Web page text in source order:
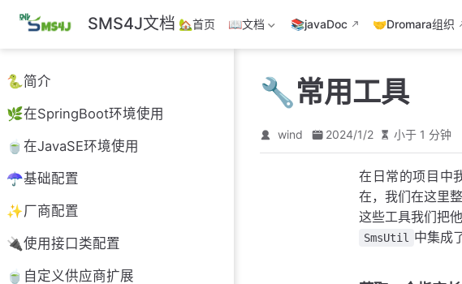
跳
主
要
內
容
SMS4J文档 🏡首页 📖文档 📚javaDoc 🤝Dromara组织
🐍简介
🌿在SpringBoot环境使用
🍵在JavaSE环境使用
☂️基础配置
✨厂商配置
🔌使用接口类配置
🍵自定义供应商扩展
🔧常用工具
wind 2024/1/2 小于 1 分钟
在日常的项目中
在，我们在这里
这些工具我们把
SmsUtil 中集成